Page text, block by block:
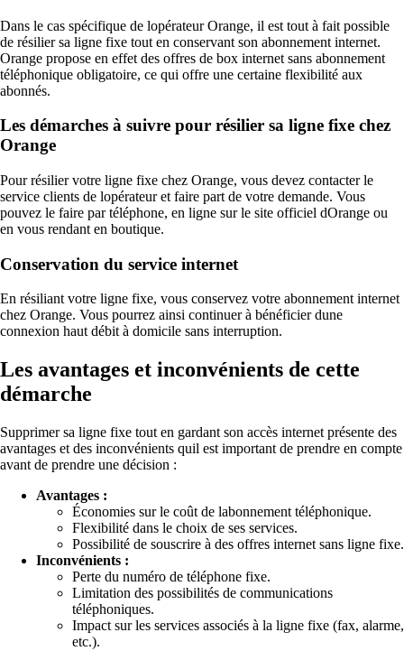
Dans le cas spécifique de lopérateur Orange, il est tout à fait possible
de résilier sa ligne fixe tout en conservant son abonnement internet.
Orange propose en effet des offres de box internet sans abonnement
téléphonique obligatoire, ce qui offre une certaine flexibilité aux
abonnés.
Les démarches à suivre pour résilier sa ligne fixe chez
Orange
Pour résilier votre ligne fixe chez Orange, vous devez contacter le
service clients de lopérateur et faire part de votre demande. Vous
pouvez le faire par téléphone, en ligne sur le site officiel dOrange ou
en vous rendant en boutique.
Conservation du service internet
En résiliant votre ligne fixe, vous conservez votre abonnement internet
chez Orange. Vous pourrez ainsi continuer à bénéficier dune
connexion haut débit à domicile sans interruption.
Les avantages et inconvénients de cette
démarche
Supprimer sa ligne fixe tout en gardant son accès internet présente des
avantages et des inconvénients quil est important de prendre en compte
avant de prendre une décision :
Avantages :
Économies sur le coût de labonnement téléphonique.
Flexibilité dans le choix de ses services.
Possibilité de souscrire à des offres internet sans ligne fixe.
Inconvénients :
Perte du numéro de téléphone fixe.
Limitation des possibilités de communications
téléphoniques.
Impact sur les services associés à la ligne fixe (fax, alarme,
etc.).